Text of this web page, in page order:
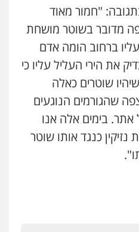
"חמור מאוד
מדובר בשוטר מושחת
ברחוב הומה אדם
את הירי העליל עליו כי
שוטרים כאלה
שהגורמים הנוגעים
אתר. בימים אלה אנו
כנגד אותו שוטר
עו"ס, טיפול ושיקום
שירותים מקצועיים
שקד
הלבנת הון חילוטים